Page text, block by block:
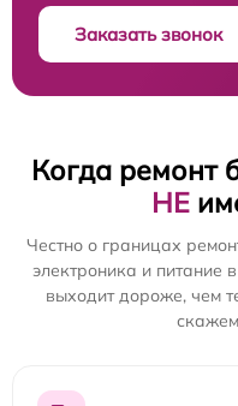
Заказать звонок
Когда ремонт
НЕ
Честно о границах
электроника и питание
выходит дороже, чем